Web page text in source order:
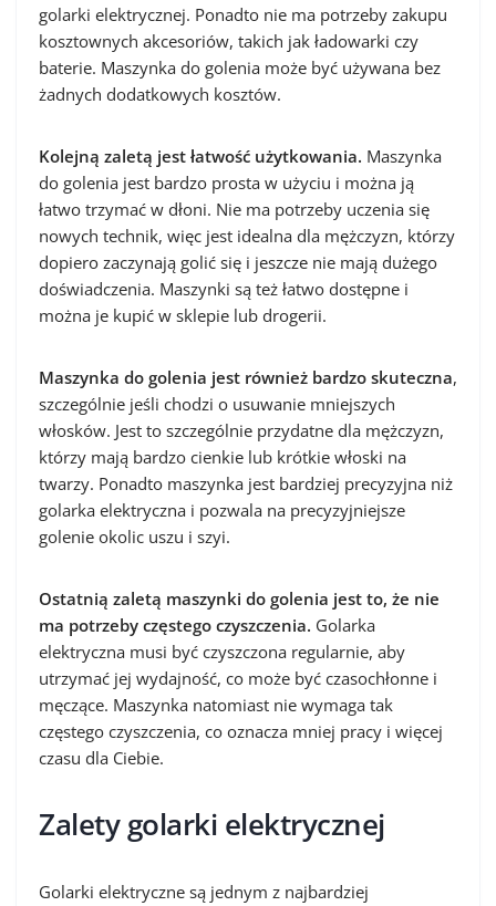
golarki elektrycznej. Ponadto nie ma potrzeby zakupu
kosztownych akcesoriów, takich jak ładowarki czy
baterie. Maszynka do golenia może być używana bez
żadnych dodatkowych kosztów.
Kolejną zaletą jest łatwość użytkowania. Maszynka
do golenia jest bardzo prosta w użyciu i można ją
łatwo trzymać w dłoni. Nie ma potrzeby uczenia się
nowych technik, więc jest idealna dla mężczyzn, którzy
dopiero zaczynają golić się i jeszcze nie mają dużego
doświadczenia. Maszynki są też łatwo dostępne i
można je kupić w sklepie lub drogerii.
Maszynka do golenia jest również bardzo skuteczna,
szczególnie jeśli chodzi o usuwanie mniejszych
włosków. Jest to szczególnie przydatne dla mężczyzn,
którzy mają bardzo cienkie lub krótkie włoski na
twarzy. Ponadto maszynka jest bardziej precyzyjna niż
golarka elektryczna i pozwala na precyzyjniejsze
golenie okolic uszu i szyi.
Ostatnią zaletą maszynki do golenia jest to, że nie
ma potrzeby częstego czyszczenia. Golarka
elektryczna musi być czyszczona regularnie, aby
utrzymać jej wydajność, co może być czasochłonne i
męczące. Maszynka natomiast nie wymaga tak
częstego czyszczenia, co oznacza mniej pracy i więcej
czasu dla Ciebie.
Zalety golarki elektrycznej
Golarki elektryczne są jednym z najbardziej